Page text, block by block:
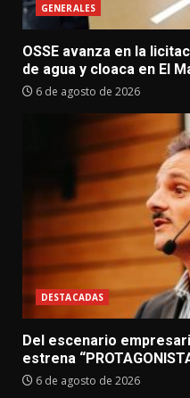
GENERALES
OSSE avanza en la
de agua y cloaca en El
6 de agosto de 2026
DESTACADAS
Del escenario
estrena
6 de agosto de 2026